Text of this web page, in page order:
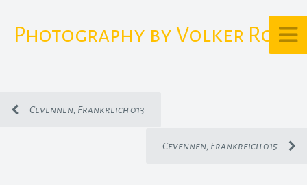
Photography by Volker Rost
Cevennen, Frankreich 013
Cevennen, Frankreich 015